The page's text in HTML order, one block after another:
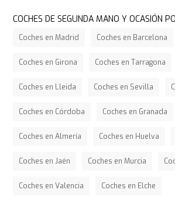
COCHES DE SEGUNDA MANO Y OCASIÓN
Coches en Madrid Coches en Barcelona
Coches en Girona Coches en Tarragona
Coches en Lleida Coches en Sevilla
Coches en Córdoba Coches en Granada
Coches en Almería Coches en Huelva
Coches en Jaén Coches en Murcia
Coches en Valencia Coches en Elche